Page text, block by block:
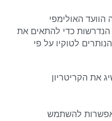
יעשה הוועד האולימפי
כדי להתאים את
לטוקיו על פי
את הקריטריון
להשתמש